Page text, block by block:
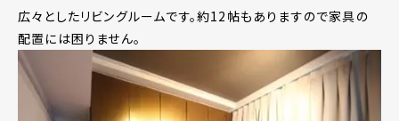
広々としたリビングルームです。約12帖もありますので家具の
配置には困りません。